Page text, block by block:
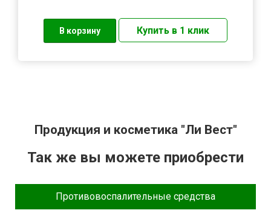
Продукция и косметика "Ли Вест"
Так же вы можете приобрести
Противовоспалительные средства